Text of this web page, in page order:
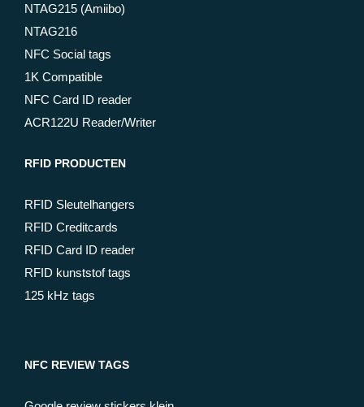
NTAG215 (Amiibo)
NTAG216
NFC Social tags
1K Compatible
NFC Card ID reader
ACR122U Reader/Writer
RFID PRODUCTEN
RFID Sleutelhangers
RFID Creditcards
RFID Card ID reader
RFID kunststof tags
125 kHz tags
NFC REVIEW TAGS